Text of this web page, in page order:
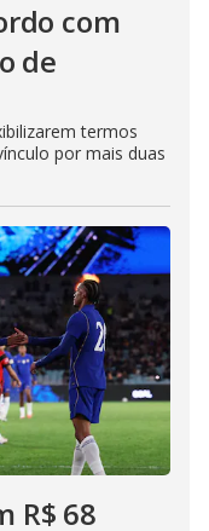
com
de
termos
por mais duas
R$ 68